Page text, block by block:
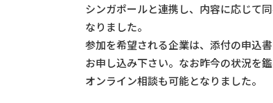
シンガポールと連携し、内容に応じて
なりました。
参加を希望される企業は、添付の申込
お申し込み下さい。なお昨今の状況を
オンライン相談も可能となりました。